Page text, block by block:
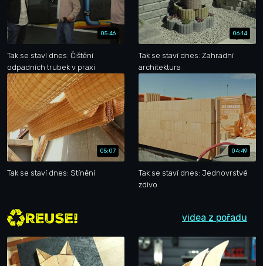
05:46
Tak se staví dnes: Čištění
odpadních trubek v praxi
06:14
Tak se staví dnes: Zahradní
architektura
05:07
Tak se staví dnes: Stínění
04:49
Tak se staví dnes: Jednovrstvé
zdivo
videa z pořadu